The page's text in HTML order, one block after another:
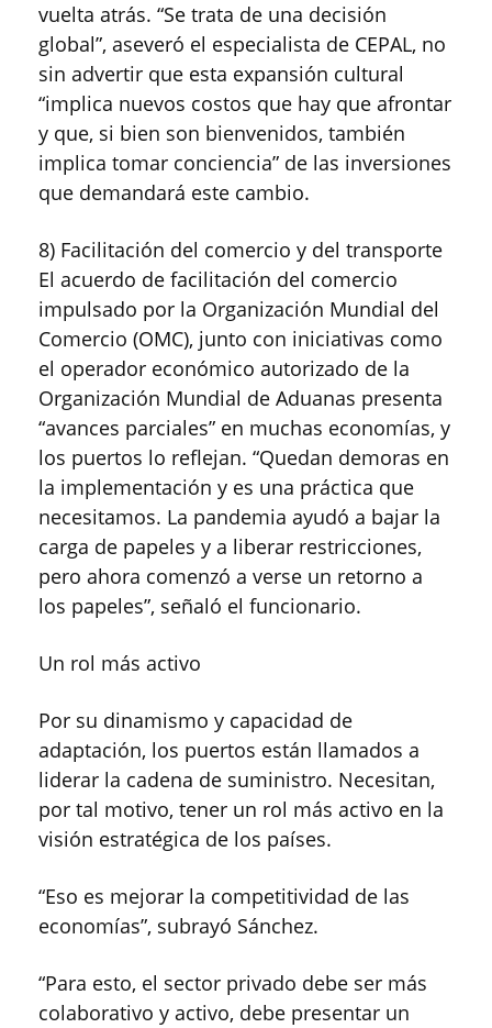
vuelta atrás. “Se trata de una decisión
global”, aseveró el especialista de CEPAL, no
sin advertir que esta expansión cultural
“implica nuevos costos que hay que afrontar
y que, si bien son bienvenidos, también
implica tomar conciencia” de las inversiones
que demandará este cambio.
8) Facilitación del comercio y del transporte
El acuerdo de facilitación del comercio
impulsado por la Organización Mundial del
Comercio (OMC), junto con iniciativas como
el operador económico autorizado de la
Organización Mundial de Aduanas presenta
“avances parciales” en muchas economías, y
los puertos lo reflejan. “Quedan demoras en
la implementación y es una práctica que
necesitamos. La pandemia ayudó a bajar la
carga de papeles y a liberar restricciones,
pero ahora comenzó a verse un retorno a
los papeles”, señaló el funcionario.
Un rol más activo
Por su dinamismo y capacidad de
adaptación, los puertos están llamados a
liderar la cadena de suministro. Necesitan,
por tal motivo, tener un rol más activo en la
visión estratégica de los países.
“Eso es mejorar la competitividad de las
economías”, subrayó Sánchez.
“Para esto, el sector privado debe ser más
colaborativo y activo, debe presentar un